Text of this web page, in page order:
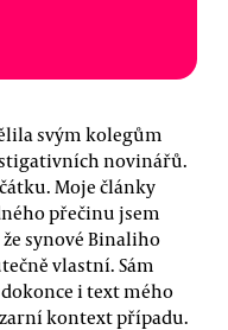
svým kolegům
novinářů.
Moje články
přečinu jsem
synové Binaliho
vlastní. Sám
dokonce i text mého
kontext případu.